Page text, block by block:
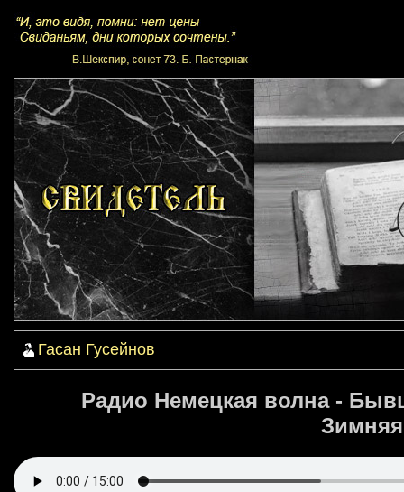
Гасан Гусейнов
Радио Немецкая волна -
Зимняя